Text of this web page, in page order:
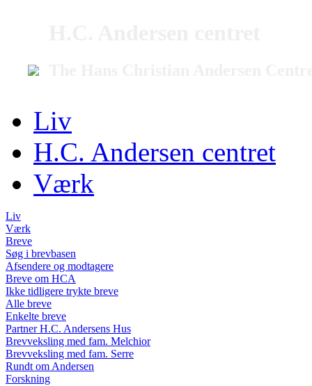
Liv
H.C. Andersen centret
Værk
Liv
Værk
Breve
Søg i brevbasen
Afsendere og modtagere
Breve om HCA
Ikke tidligere trykte breve
Alle breve
Enkelte breve
Partner H.C. Andersens Hus
Brevveksling med fam. Melchior
Brevveksling med fam. Serre
Rundt om Andersen
Forskning